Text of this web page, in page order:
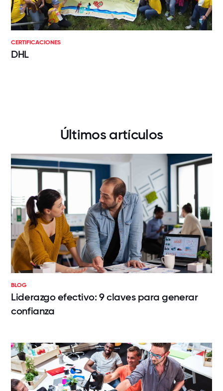
CERTIFICACIONES
DHL
Últimos artículos
BLOG
Liderazgo efectivo: 9 claves para generar
confianza